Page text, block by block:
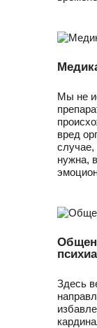
Мы не
вред
случае,
нужна,
Здесь